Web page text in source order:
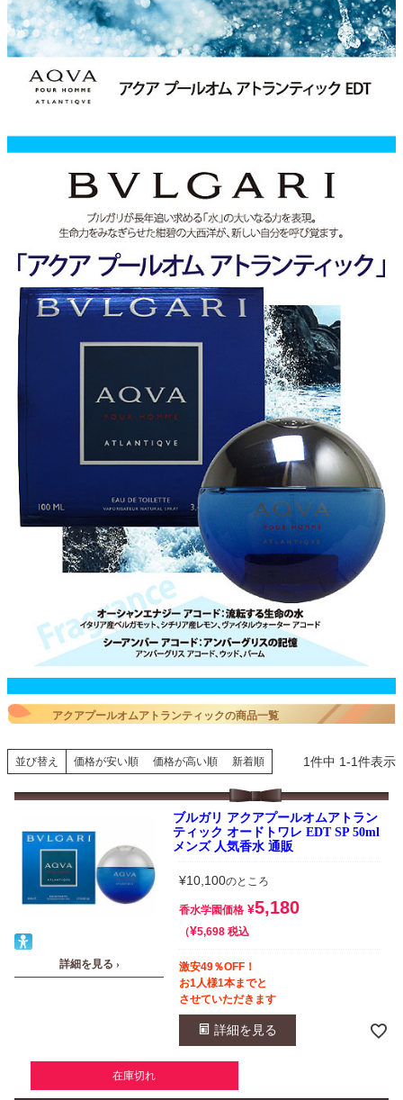
アクアプールオムアトランティックの商品一覧
並び替え 価格が安い順 価格が高い順 新着順 1件中 1-1件表示
詳細を見る ›
ブルガリ アクアプールオムアトラン
ティック オードトワレ EDT SP 50ml
メンズ 人気香水 通販
¥10,100のところ
香水学園価格 ¥5,180
¥5,698 税込
激安49％OFF！
お1人様1本までと
させていただきます
詳細を見る
在庫切れ